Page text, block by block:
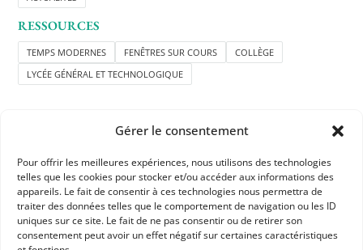
Gérer le consentement
Pour offrir les meilleures expériences, nous utilisons des technologies
telles que les cookies pour stocker et/ou accéder aux informations des
appareils. Le fait de consentir à ces technologies nous permettra de
traiter des données telles que le comportement de navigation ou les ID
uniques sur ce site. Le fait de ne pas consentir ou de retirer son
consentement peut avoir un effet négatif sur certaines caractéristiques
RESSOURCES
TEMPS MODERNES FENÊTRES SUR COURS
COLLÈGE
LYCÉE GÉNÉRAL ET TECHNOLOGIQUE
APHG
Association des professeurs d'histoire et géographie